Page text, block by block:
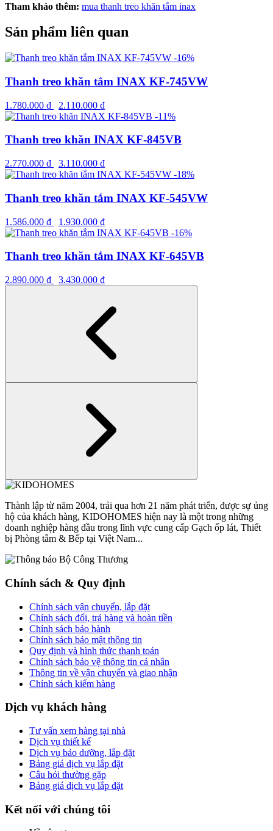
Tham khảo thêm: mua thanh treo khăn tắm inax
Sản phẩm liên quan
-16%
Thanh treo khăn tắm INAX KF-745VW
1.780.000 ₫ 2.110.000 ₫
-11%
Thanh treo khăn INAX KF-845VB
2.770.000 ₫ 3.110.000 ₫
-18%
Thanh treo khăn tắm INAX KF-545VW
1.586.000 ₫ 1.930.000 ₫
-16%
Thanh treo khăn tắm INAX KF-645VB
2.890.000 ₫ 3.430.000 ₫
Thành lập từ năm 2004, trải qua hơn 21 năm phát triển, được sự ủng
hộ của khách hàng, KIDOHOMES hiện nay là một trong những
doanh nghiệp hàng đầu trong lĩnh vực cung cấp Gạch ốp lát, Thiết
bị Phòng tắm & Bếp tại Việt Nam...
Chính sách & Quy định
Chính sách vận chuyển, lắp đặt
Chính sách đổi, trả hàng và hoàn tiền
Chính sách bảo hành
Chính sách bảo mật thông tin
Quy định và hình thức thanh toán
Chính sách bảo vệ thông tin cá nhân
Thông tin về vận chuyển và giao nhận
Chính sách kiểm hàng
Dịch vụ khách hàng
Tư vấn xem hàng tại nhà
Dịch vụ thiết kế
Dịch vụ bảo dưỡng, lắp đặt
Bảng giá dịch vụ lắp đặt
Câu hỏi thường gặp
Bảng giá dịch vụ lắp đặt
Kết nối với chúng tôi